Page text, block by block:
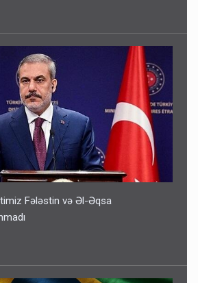
Fələstin və Əl-Əqsa